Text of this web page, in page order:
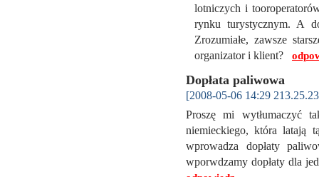
lotniczych i
rynku turystycznym. A
Zrozumiałe, zawsze
organizator i klient?
Dopłata paliwowa
[2008-05-06 14:29
Proszę mi wytłumaczyć
niemieckiego, która latają
wprowadza dopłaty
wporwdzamy dopłaty dla